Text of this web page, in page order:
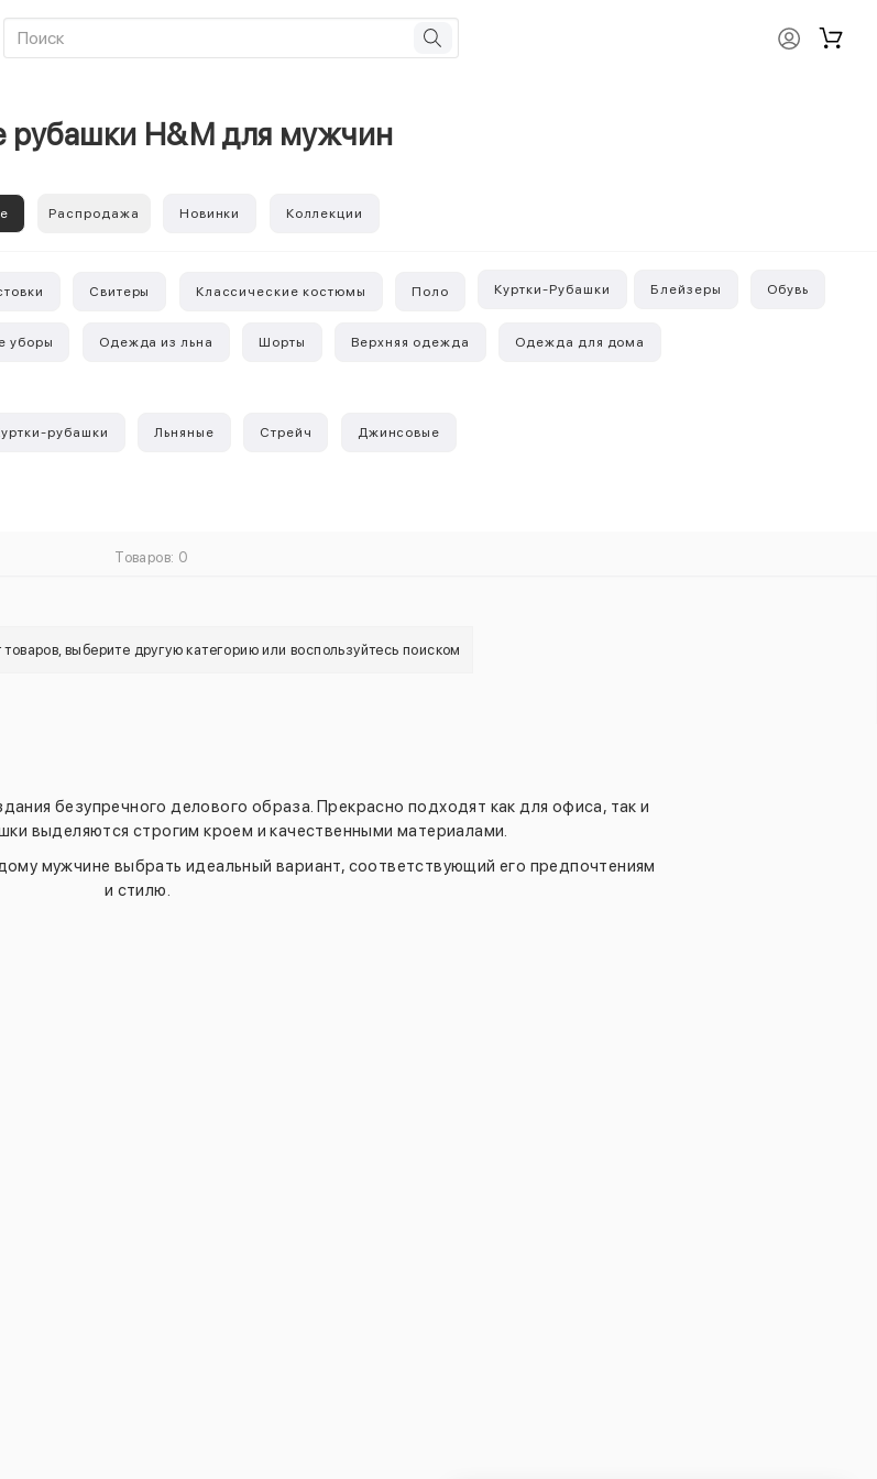
рубашки H&M для мужчин
Распродажа Новинки Коллекции
Свитеры Классические костюмы Поло Куртки-Рубашки Блейзеры Обувь
уборы Одежда из льна Шорты Верхняя одежда Одежда для дома
рубашки Льняные Стрейч Джинсовые
Товаров: 0
товаров, выберите другую категорию или воспользуйтесь поиском
безупречного делового образа. Прекрасно подходят как для офиса, так и
выделяются строгим кроем и качественными материалами.
мужчине выбрать идеальный вариант, соответствующий его предпочтениям
и стилю.